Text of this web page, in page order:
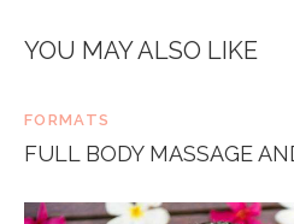
YOU MAY ALSO LIKE
FORMATS
FULL BODY MASSAGE